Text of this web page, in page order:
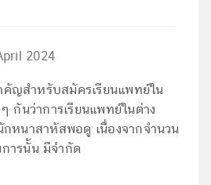
2024
คัญสำหรับสมัครเรียนแพทย์ใน
กันว่าการเรียนแพทย์ในต่าง
กหนาสาหัสพอดู เนื่องจากจำนวน
ารนั้น มีจำกัด